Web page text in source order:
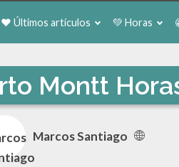
❤️ Últimos artículos 💚 Horas
Montt
Marcos Santiago